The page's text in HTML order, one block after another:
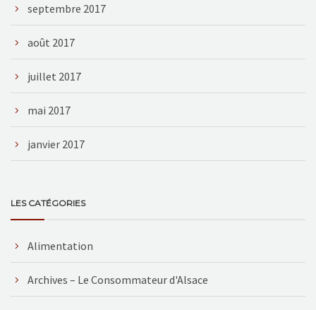
septembre 2017
août 2017
juillet 2017
mai 2017
janvier 2017
LES CATÉGORIES
Alimentation
Archives – Le Consommateur d'Alsace